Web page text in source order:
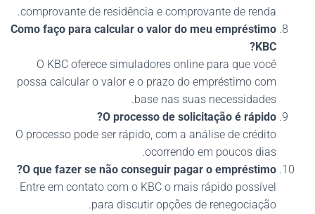
comprovante de residência e comprovante de renda.
Como faço para calcular o valor do meu empréstimo
KBC?
O KBC oferece simuladores online para que você
possa calcular o valor e o prazo do empréstimo com
base nas suas necessidades.
O processo de solicitação é rápido?
O processo pode ser rápido, com a análise de crédito
ocorrendo em poucos dias.
O que fazer se não conseguir pagar o empréstimo?
Entre em contato com o KBC o mais rápido possível
para discutir opções de renegociação.